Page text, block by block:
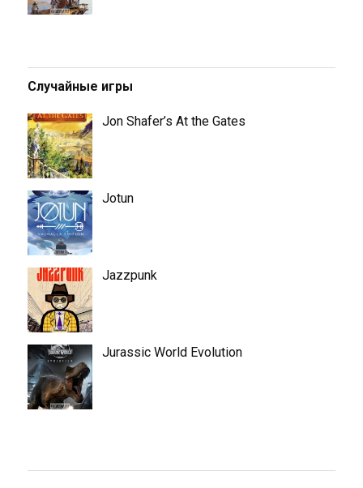
Случайные игры
Jon Shafer’s At the Gates
Jotun
Jazzpunk
Jurassic World Evolution